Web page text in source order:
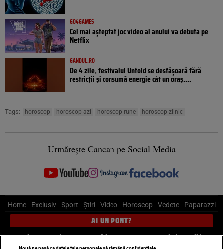
GO4GAMES
Cel mai așteptat joc video al anului va debuta pe
Netflix
GANDUL.RO
De 4 zile, festivalul Untold se desfășoară fără
restricții și consumă energie cât un oraș....
Tags: horoscop horoscop azi horoscop rune horoscop zilnic
Urmărește Cancan pe Social Media
Home Exclusiv Sport Știri Video Horoscop Vedete Paparazzi
AI UN PONT?
Scrie-ne pe Whatsapp, sună la 0741226226 sau trimite mail la
Nouă ne pasă ca datele tale personale să rămână confidențiale